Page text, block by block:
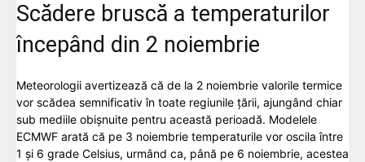
Scădere bruscă a temperaturilor
începând din 2 noiembrie
Meteorologii avertizează că de la 2 noiembrie valorile termice
vor scădea semnificativ în toate regiunile țării, ajungând chiar
sub mediile obișnuite pentru această perioadă. Modelele
ECMWF arată că pe 3 noiembrie temperaturile vor oscila între
1 și 6 grade Celsius, urmând ca, până pe 6 noiembrie, acestea